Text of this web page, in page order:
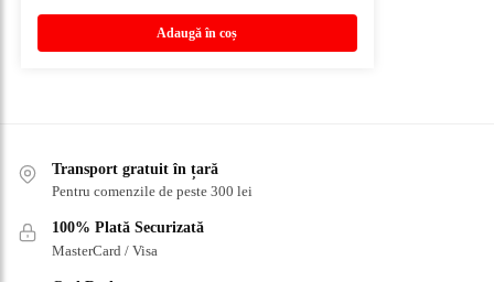
Adaugă în coș
Transport gratuit în țară
Pentru comenzile de peste 300 lei
100% Plată Securizată
MasterCard / Visa